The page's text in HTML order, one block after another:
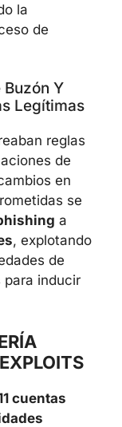
la
de
Buzón Y
Legítimas
reglas
de
en
se
a
, explotando
de
para inducir
cuentas